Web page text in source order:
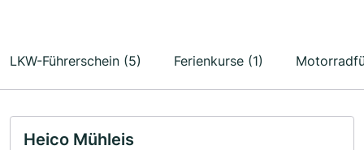
LKW-Führerschein (5) Ferienkurse (1)
Heico Mühleis